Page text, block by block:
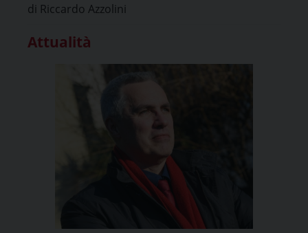
di Riccardo Azzolini
Attualità